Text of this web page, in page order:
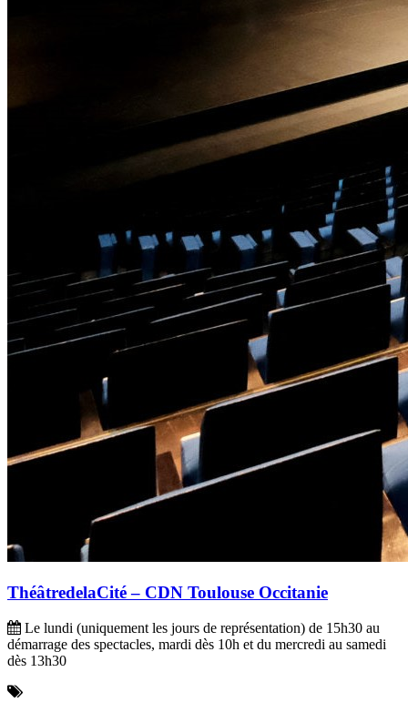
ThéâtredelaCité – CDN Toulouse Occitanie
Le lundi (uniquement les jours de représentation) de 15h30 au
démarrage des spectacles, mardi dès 10h et du mercredi au samedi
dès 13h30